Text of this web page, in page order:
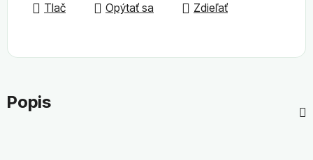
Tlač Opýtať sa Zdieľať
Popis